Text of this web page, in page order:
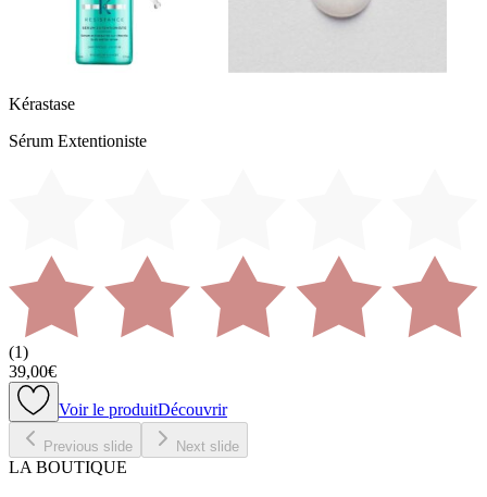
Kérastase
Sérum Extentioniste
(1)
39,00€
Voir le produitDécouvrir
Previous slide Next slide
LA BOUTIQUE